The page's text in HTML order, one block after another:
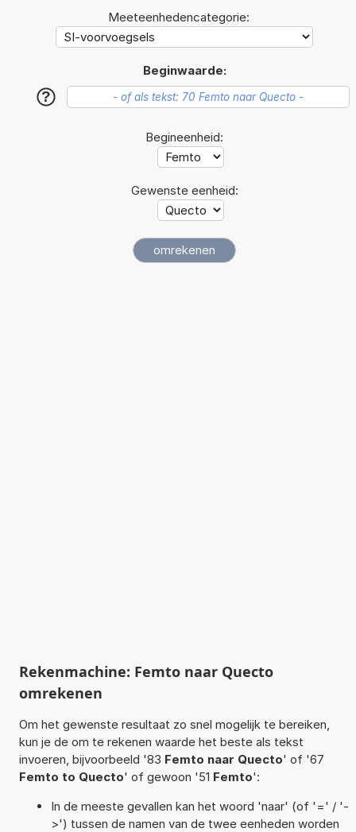
Meeteenhedencategorie:
Beginwaarde:
?
Begineenheid:
Gewenste eenheid:
Rekenmachine: Femto naar Quecto
omrekenen
Om het gewenste resultaat zo snel mogelijk te bereiken,
kun je de om te rekenen waarde het beste als tekst
invoeren, bijvoorbeeld '83 Femto naar Quecto' of '67
Femto to Quecto' of gewoon '51 Femto':
In de meeste gevallen kan het woord 'naar' (of '=' / '-
>') tussen de namen van de twee eenheden worden